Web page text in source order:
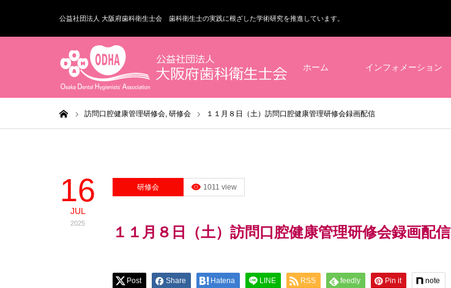
公益社団法人 大阪府歯科衛生士会 歯科衛生士の実践に根ざした学術研究を推進しています。
ホーム インフォメーション
訪問口腔健康管理研修会, 研修会 １１月８日（土）訪問口腔健康管理研修会録画配信
16
JUL
2025
研修会 1011 view
１１月８日（土）訪問口腔健康管理研修会録画配信
Post Share Hatena LINE RSS feedly Pin it note